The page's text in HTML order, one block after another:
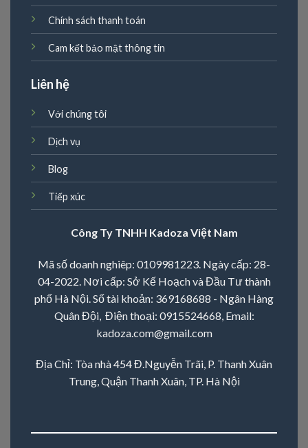
Chính sách thanh toán
Cam kết bảo mật thông tin
Liên hệ
Với chúng tôi
Dịch vụ
Blog
Tiếp xúc
Công Ty TNHH Kadoza Việt Nam
Mã số doanh nghiêp: 0109981223. Ngày cấp: 28-
04-2022. Nơi cấp: Sở Kế Hoạch và Đầu Tư thành
phố Hà Nội. Số tài khoản: 369168688 - Ngân Hàng
Quân Đội, Điện thoại: 0915524668 , Email:
kadoza.com@gmail.com
Địa Chỉ: Tòa nhà 454 Đ.Nguyễn Trãi, P. Thanh Xuân
Trung, Quận Thanh Xuân, TP. Hà Nội